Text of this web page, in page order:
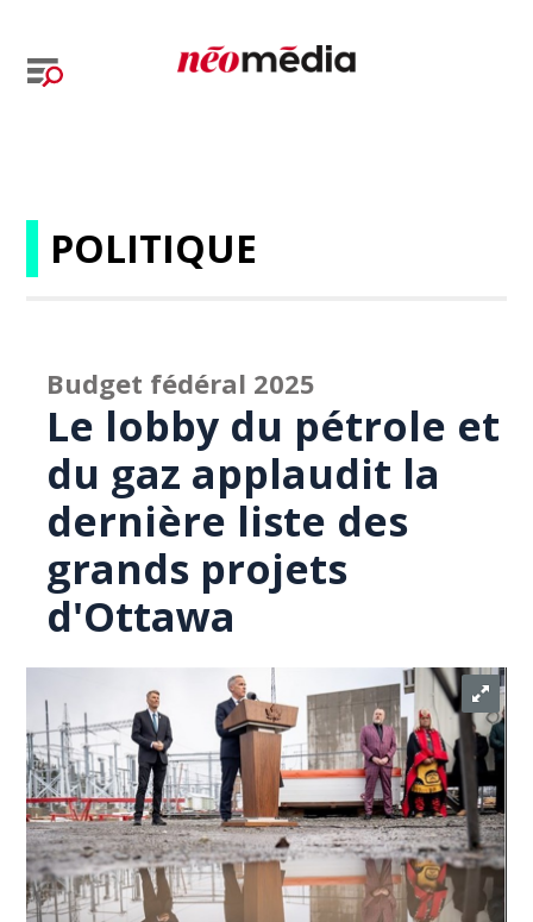
POLITIQUE
Budget fédéral 2025
Le lobby du pétrole et
du gaz applaudit la
dernière liste des
grands projets
d'Ottawa